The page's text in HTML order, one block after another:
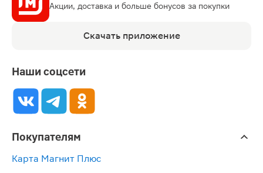
Акции, доставка и больше бонусов за покупки
Скачать приложение
Наши соцсети
Покупателям
Карта Магнит Плюс